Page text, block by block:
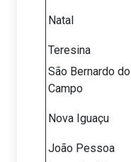
Natal
Teresina
São Bernardo do
Campo
Nova Iguaçu
João Pessoa